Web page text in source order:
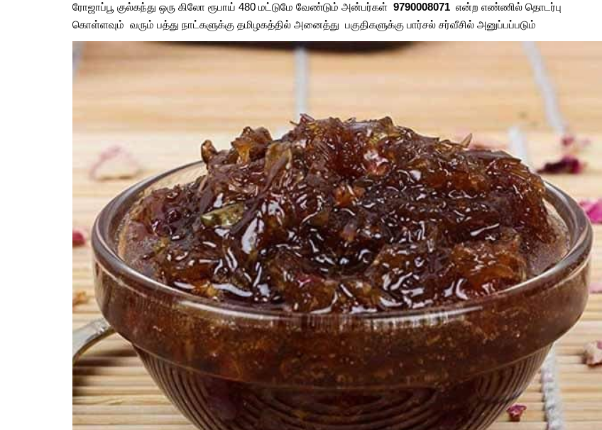
ரோஜாப்பூ குல்கந்து ஒரு கிலோ ரூபாய் 480 மட்டுமே வேண்டும் அன்பர்கள் 9790008071 என்ற எண்ணில் தொடர்பு
கொள்ளவும் வரும் பத்து நாட்களுக்கு தமிழகத்தில் அனைத்து பகுதிகளுக்கு பார்சல் சர்வீசில் அனுப்பப்படும்